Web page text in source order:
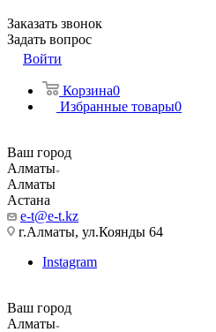
Заказать звонок
Задать вопрос
Войти
Корзина0
Избранные товары0
Ваш город
Алматы
Алматы
Астана
e-t@e-t.kz
г.Алматы, ул.Коянды 64
Instagram
Ваш город
Алматы